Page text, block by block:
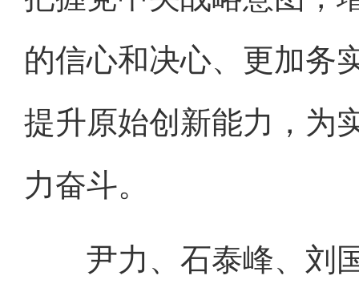
的信心和决心、更加务
提升原始创新能力，为
力奋斗。
尹力、石泰峰、刘国